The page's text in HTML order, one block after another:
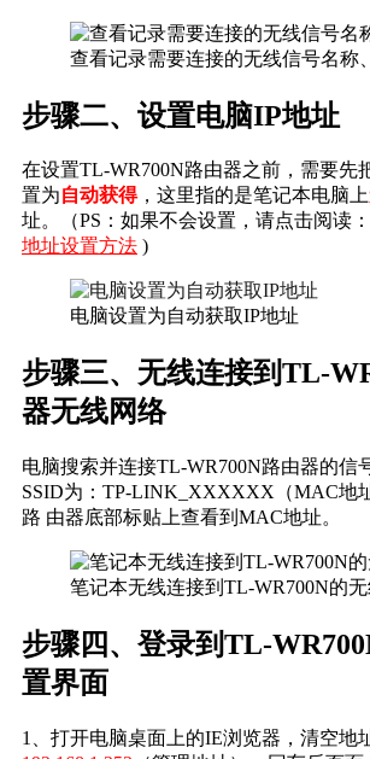
查看记录需要连接的无线信号名称
步骤二、设置电脑IP地址
在设置TL-WR700N路由器之前，需要先
置为自动获得，这里指的是笔记本电脑上
址。（PS：如果不会设置，请点击阅读：
地址设置方法 )
电脑设置为自动获取IP地址
步骤三、无线连接到TL-
器无线网络
电脑搜索并连接TL-WR700N路由器的信
SSID为：TP-LINK_XXXXXX（MAC地
路 由器底部标贴上查看到MAC地址。
笔记本无线连接到TL-WR700N的
步骤四、登录到TL-
置界面
1、打开电脑桌面上的IE浏览器，清空地